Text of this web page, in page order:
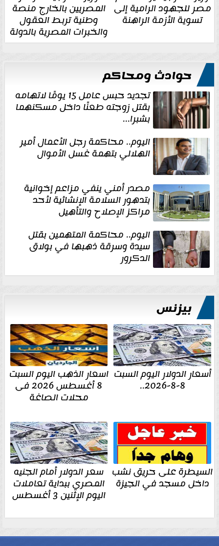
مصر للجهود الرامية إلى
تسوية الأزمة الراهنة
المصريين بالخارج منصة
وطنية تربط العقول
والخبرات المصرية بالدولة
حوادث ومحاكم
تجديد حبس عامل 15 يومًا لاتهامه
بقتل زوجته طعنًا داخل مسكنهما
بشبرا...
اليوم.. محاكمة رجل الأعمال أمير
الهلالي بتهمة غسل الأموال
مصدر أمني ينفي مزاعم إخوانية
بتدهور السلامة الإنشائية لأحد
مراكز الإصلاح والتأهيل
اليوم.. محاكمة المتهمين بقتل
سيدة وسرقة ذهبها في بولاق
الدكرور
بيزنس
أسعار الدولار اليوم السبت
8-8-2026..
اسعار الذهب اليوم السبت
8 أغسطس 2026 فى
محلات الصاغة
السيطرة على حريق نشب
داخل مسجد في الجيزة
سعر الدولار أمام الجنيه
المصري ببداية تعاملات
اليوم الإثنين 3 أغسطس